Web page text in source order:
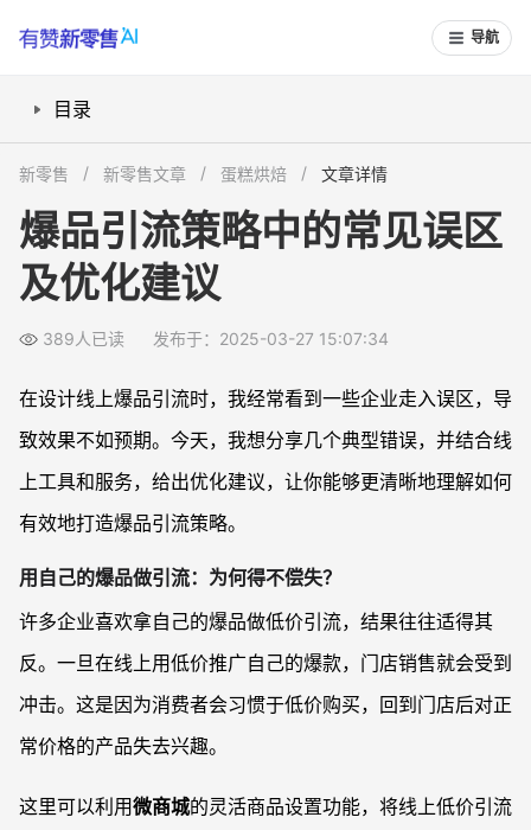
导航
目录
抖音直播间推广误区：别让老客薅羊毛
低价引流品摆在门店显眼位置：隐形损失
注释
新零售 新零售文章 蛋糕烘焙 文章详情
爆品引流策略中的常见误区
及优化建议
389人已读 发布于：2025-03-27 15:07:34
在设计线上爆品引流时，我经常看到一些企业走入误区，导
致效果不如预期。今天，我想分享几个典型错误，并结合线
上工具和服务，给出优化建议，让你能够更清晰地理解如何
有效地打造爆品引流策略。
用自己的爆品做引流：为何得不偿失？
许多企业喜欢拿自己的爆品做低价引流，结果往往适得其
反。一旦在线上用低价推广自己的爆款，门店销售就会受到
冲击。这是因为消费者会习惯于低价购买，回到门店后对正
常价格的产品失去兴趣。
这里可以利用微商城的灵活商品设置功能，将线上低价引流